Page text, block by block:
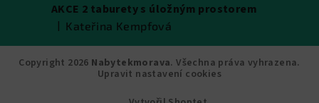
AKCE 2 taburety s úložným prostorem
Hodnocení produktu je 5 z 5 hvězdiček.
| Kateřina Kempfová
Copyright 2026 Nabytekmorava. Všechna práva vyhrazena.
Upravit nastavení cookies